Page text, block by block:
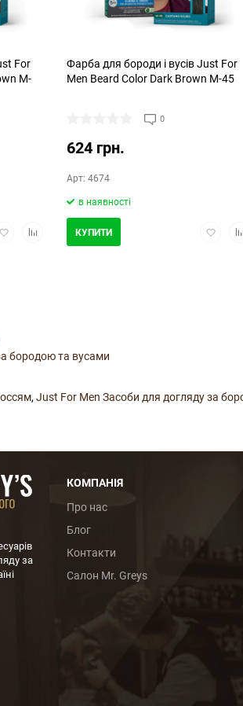
For
M-
ДодатиДодати
Фарба для бороди і вусів Just For
Men Beard Color Dark Brown M-45
0
624 грн.
Арт: 4674
в наявності
Додати
КУПИТИ
бородою та вусами
, Just For Men Засоби для догляду за
за
КОМПАНІЯ
Про нас
Блог
Контакти
Салон Mr. Greys